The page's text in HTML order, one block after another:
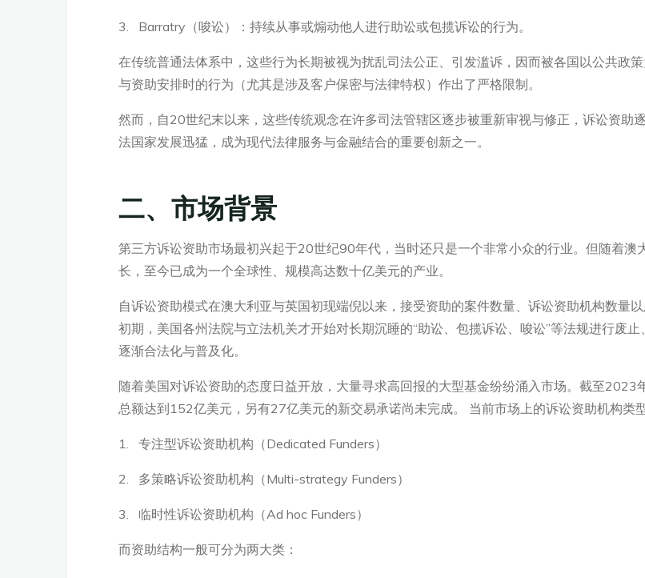
3. Barratry（唆讼）：持续从事或煽动他人进行助讼或包揽诉讼的行为。
在传统普通法体系中，这些行为长期被视为扰乱司法公正、引发滥诉，因而被各国以公共政
与资助安排时的行为（尤其是涉及客户保密与法律特权）作出了严格限制。
然而，自20世纪末以来，这些传统观念在许多司法管辖区逐步被重新审视与修正，诉讼资助
法国家发展迅猛，成为现代法律服务与金融结合的重要创新之一。
二、市场背景
第三方诉讼资助市场最初兴起于20世纪90年代，当时还只是一个非常小众的行业。但随着
长，至今已成为一个全球性、规模高达数十亿美元的产业。
自诉讼资助模式在澳大利亚与英国初现端倪以来，接受资助的案件数量、诉讼资助机构数量
初期，美国各州法院与立法机关才开始对长期沉睡的“助讼、包揽诉讼、唆讼”等法规进行废
逐渐合法化与普及化。
随着美国对诉讼资助的态度日益开放，大量寻求高回报的大型基金纷纷涌入市场。截至
总额达到152亿美元，另有27亿美元的新交易承诺尚未完成。 当前市场上的诉讼资助机构类
1. 专注型诉讼资助机构（Dedicated Funders）
2. 多策略诉讼资助机构（Multi-strategy Funders）
3. 临时性诉讼资助机构（Ad hoc Funders）
而资助结构一般可分为两大类：